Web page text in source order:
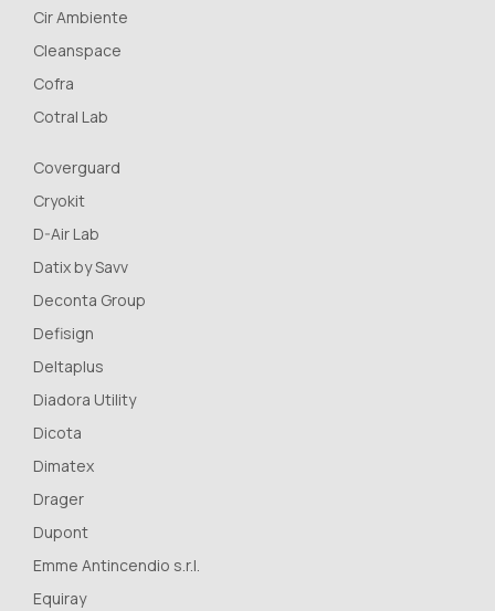
Cir Ambiente
Cleanspace
Cofra
Cotral Lab
Coverguard
Cryokit
D-Air Lab
Datix by Savv
Deconta Group
Defisign
Deltaplus
Diadora Utility
Dicota
Dimatex
Drager
Dupont
Emme Antincendio s.r.l.
Equiray